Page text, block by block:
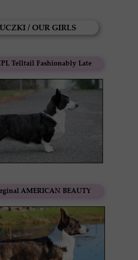
AMERICAN BEAUTY
Telltail Fashionably Late
/ OUR GIRLS